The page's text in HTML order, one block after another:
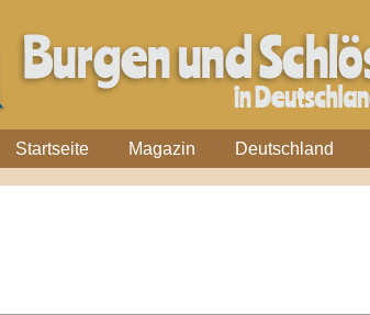
Startseite Magazin Deutschland